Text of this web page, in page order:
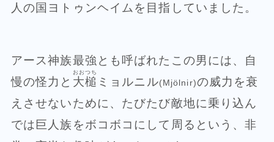
人の国ヨトゥンヘイムを目指していました。
アース神族最強とも呼ばれたこの男には、自
慢の怪力と 大槌
おおつち
ミョルニル(Mjölnir)の威力を衰
えさせないために、たびたび敵地に乗り込ん
では巨人族をボコボコにして周るという、非